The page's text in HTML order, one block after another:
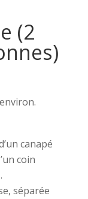
(2
canapé
coin
séparée